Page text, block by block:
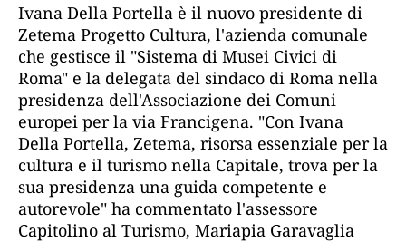
Ivana Della Portella è il nuovo presidente di
Zetema Progetto Cultura, l'azienda comunale
che gestisce il "Sistema di Musei Civici di
Roma" e la delegata del sindaco di Roma nella
presidenza dell'Associazione dei Comuni
europei per la via Francigena. "Con Ivana
Della Portella, Zetema, risorsa essenziale per la
cultura e il turismo nella Capitale, trova per la
sua presidenza una guida competente e
autorevole" ha commentato l'assessore
Capitolino al Turismo, Mariapia Garavaglia